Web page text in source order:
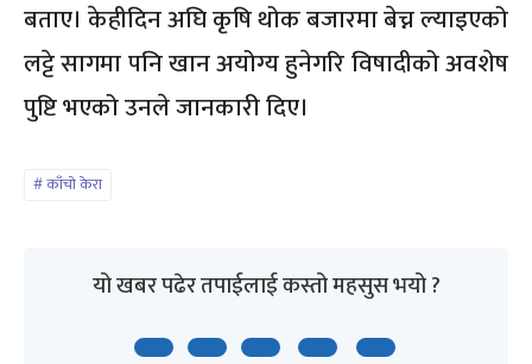
बताए। केहीदिन अघि कृषि थोक बजारमा बेच्न ल्याइएको
लट्टे सागमा पनि खान अयोग्य हुनेगरि विषादीको अवशेष
पुष्टि भएको उनले जानकारी दिए।
काँचो केरा
यो खबर पढेर तपाईलाई कस्तो महसुस भयो ?